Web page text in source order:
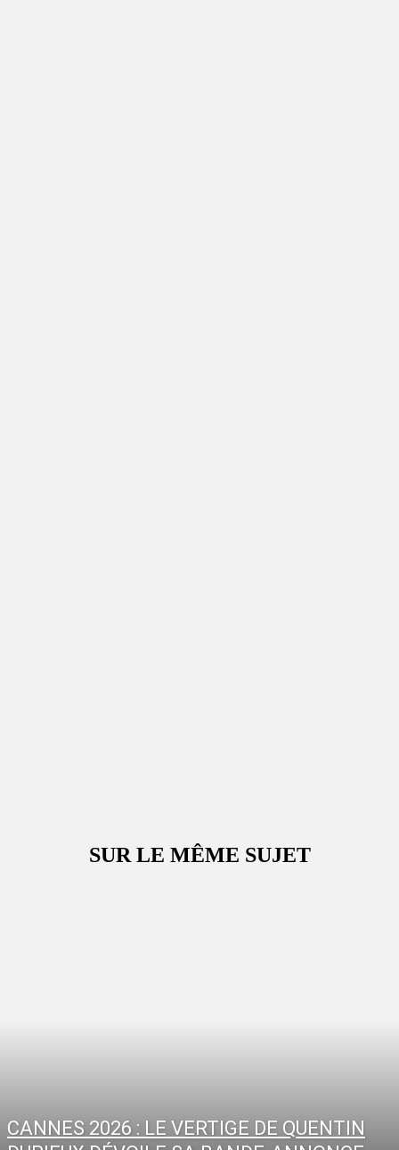
SUR LE MÊME SUJET
CANNES 2026 : LE VERTIGE DE QUENTIN